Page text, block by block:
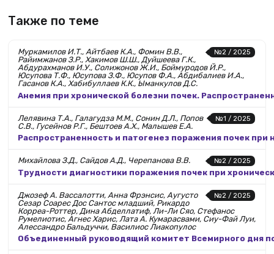
Также по теме
№2 / 2025
Муркамилов И.Т., Айтбаев К.А., Фомин В.В.,
Райимжанов З.Р., Хакимов Ш.Ш., Дуйшеева Г.К.,
Абдурахманов И.У., Солижонов Ж.И., Боймуродов Й.Р.,
Юсупова Т.Ф., Юсупова З.Ф., Юсупов Ф.А., Абдибалиев И.А.,
Гасанов К.А., Хабибуллаев К.К., Ыманкулов Д.С.
Анемия при хронической болезни почек.
№1 / 2025
Лелявина Т.А., Галагудза М.М., Сонин Д.Л., Попов
С.В., Гусейнов Р.Г., Бештоев А.Х., Малышев Е.А.
Распространенность и патогенез поражения почек
№2 / 2025
Михайлова З.Д., Сайдов А.Д., Черепанова В.В.
Трудности диагностики поражения почек при
№2 / 2025
Джозеф А. Вассалотти, Анна Фрэнсис, Аугусто
Сезар Соарес Дос Сантос младший, Рикардо
Корреа-Роттер, Дина Абделлатиф, Ли-Ли Сяо, Стефанос
Румелиотис, Агнес Харис, Лата А. Кумарасвами, Сиу-Фай Луи,
Алессандро Бальдуччи, Василиос Лиакопулос
Объединенный руководящий комитет Всемирного дня